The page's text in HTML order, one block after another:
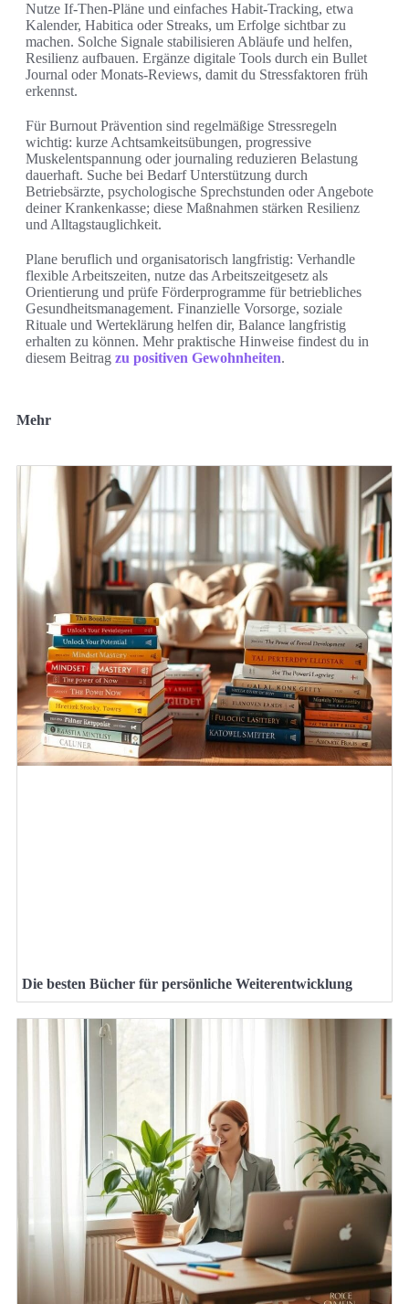
Nutze If‑Then-Pläne und einfaches Habit-Tracking, etwa
Kalender, Habitica oder Streaks, um Erfolge sichtbar zu
machen. Solche Signale stabilisieren Abläufe und helfen,
Resilienz aufbauen. Ergänze digitale Tools durch ein Bullet
Journal oder Monats-Reviews, damit du Stressfaktoren früh
erkennst.
Für Burnout Prävention sind regelmäßige Stressregeln
wichtig: kurze Achtsamkeitsübungen, progressive
Muskelentspannung oder journaling reduzieren Belastung
dauerhaft. Suche bei Bedarf Unterstützung durch
Betriebsärzte, psychologische Sprechstunden oder Angebote
deiner Krankenkasse; diese Maßnahmen stärken Resilienz
und Alltagstauglichkeit.
Plane beruflich und organisatorisch langfristig: Verhandle
flexible Arbeitszeiten, nutze das Arbeitszeitgesetz als
Orientierung und prüfe Förderprogramme für betriebliches
Gesundheitsmanagement. Finanzielle Vorsorge, soziale
Rituale und Werteklärung helfen dir, Balance langfristig
erhalten zu können. Mehr praktische Hinweise findest du in
diesem Beitrag zu positiven Gewohnheiten.
Mehr
Die besten Bücher für persönliche Weiterentwicklung